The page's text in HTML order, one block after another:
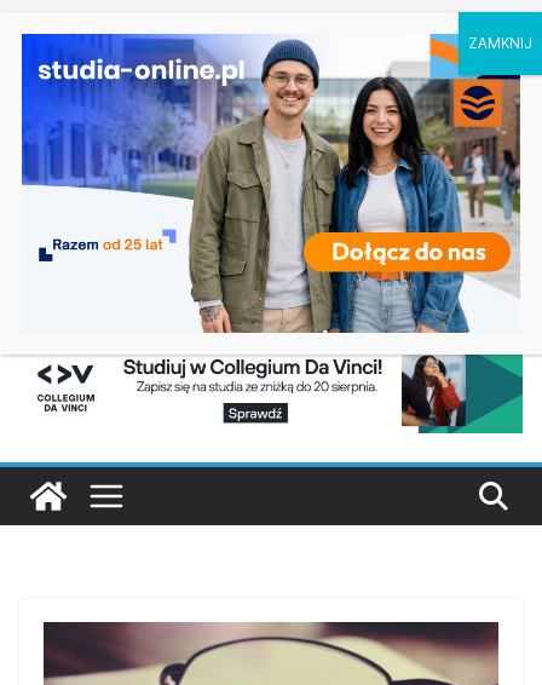
Ostatnie
wpisy:
Rekrutacja na studia 2027/2028 – Uniwersytet
Wrocławski: kierunki, terminy, zasady
Ratownictwo medyczne w Olsztynie
Logistyka w Koszalinie
Informatyka w Nysie
Filozofia w Szczecinie